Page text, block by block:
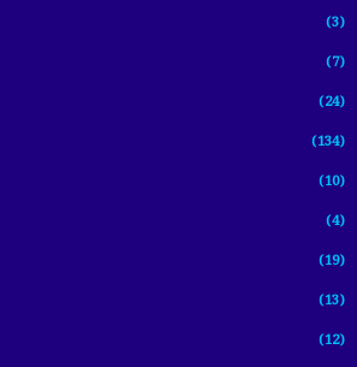
(3)
(7)
(24)
(134)
(10)
(4)
(19)
(13)
(12)